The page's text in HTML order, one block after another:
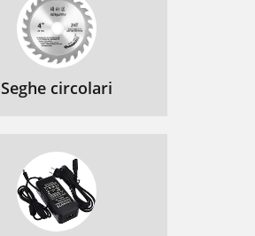
Seghe circolari